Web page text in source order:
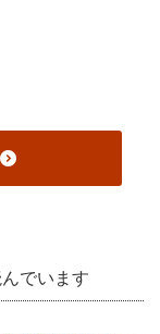
でいます